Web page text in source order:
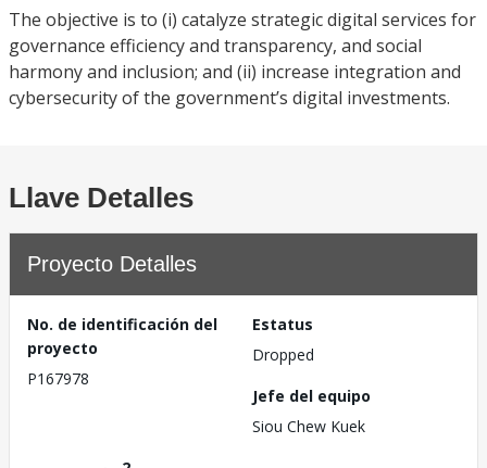
The objective is to (i) catalyze strategic digital services for
governance efficiency and transparency, and social
harmony and inclusion; and (ii) increase integration and
cybersecurity of the government’s digital investments.
Llave Detalles
Proyecto Detalles
No. de identificación del
proyecto
P167978
Estatus
Dropped
Jefe del equipo
Siou Chew Kuek